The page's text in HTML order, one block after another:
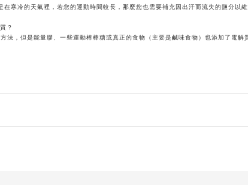
寒冷的天氣裡，若您的運動時間較長，那麼您也需要補充因出汗而流失的鹽分以維
？
法，但是能量膠、一些運動棒棒糖或真正的食物（主要是鹹味食物）也添加了電